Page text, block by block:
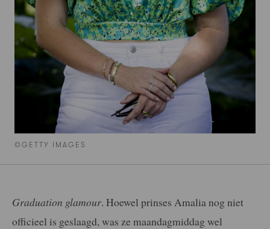
©GETTY IMAGES
Graduation glamour. Hoewel prinses Amalia nog niet
officieel is geslaagd, was ze maandagmiddag wel